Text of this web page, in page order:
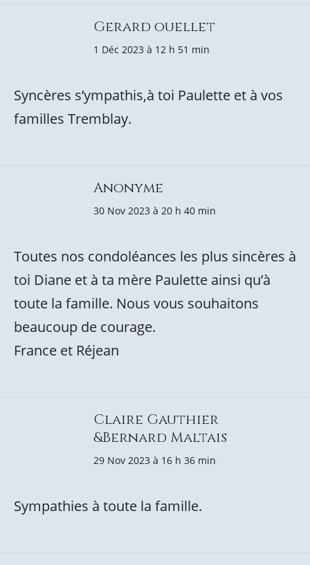
Gerard ouellet
1 Déc 2023 à 12 h 51 min
Syncères s’ympathis,à toi Paulette et à vos
familles Tremblay.
Anonyme
30 Nov 2023 à 20 h 40 min
Toutes nos condoléances les plus sincères à
toi Diane et à ta mère Paulette ainsi qu’à
toute la famille. Nous vous souhaitons
beaucoup de courage.
France et Réjean
Claire Gauthier
&Bernard Maltais
29 Nov 2023 à 16 h 36 min
Sympathies à toute la famille.